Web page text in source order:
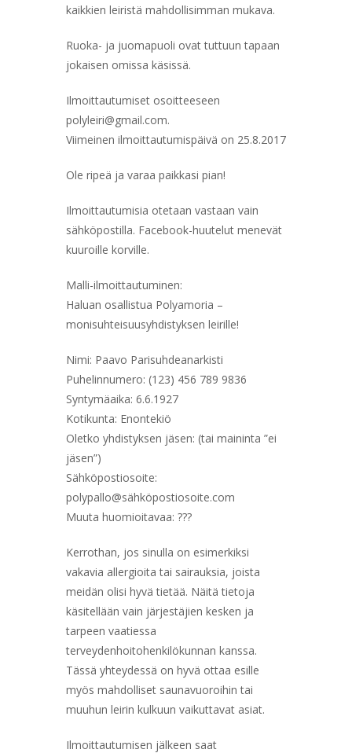
kaikkien leiristä mahdollisimman mukava.
Ruoka- ja juomapuoli ovat tuttuun tapaan
jokaisen omissa käsissä.
Ilmoittautumiset osoitteeseen
polyleiri@gmail.com.
Viimeinen ilmoittautumispäivä on 25.8.2017
Ole ripeä ja varaa paikkasi pian!
Ilmoittautumisia otetaan vastaan vain
sähköpostilla. Facebook-huutelut menevät
kuuroille korville.
Malli-ilmoittautuminen:
Haluan osallistua Polyamoria –
monisuhteisuusyhdistyksen leirille!
Nimi: Paavo Parisuhdeanarkisti
Puhelinnumero: (123) 456 789 9836
Syntymäaika: 6.6.1927
Kotikunta: Enontekiö
Oletko yhdistyksen jäsen: (tai maininta ”ei
jäsen”)
Sähköpostiosoite:
polypallo@sähköpostiosoite.com
Muuta huomioitavaa: ???
Kerrothan, jos sinulla on esimerkiksi
vakavia allergioita tai sairauksia, joista
meidän olisi hyvä tietää. Näitä tietoja
käsitellään vain järjestäjien kesken ja
tarpeen vaatiessa
terveydenhoitohenkilökunnan kanssa.
Tässä yhteydessä on hyvä ottaa esille
myös mahdolliset saunavuoroihin tai
muuhun leirin kulkuun vaikuttavat asiat.
Ilmoittautumisen jälkeen saat